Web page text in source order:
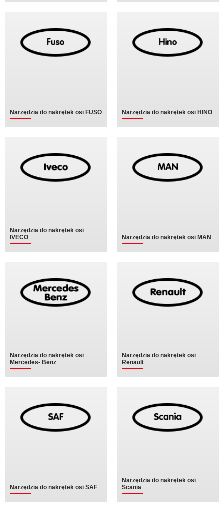
Narzędzia do nakrętek osi FUSO Narzędzia do nakrętek osi HINO
Narzędzia do nakrętek osi
IVECO
Narzędzia do nakrętek osi MAN
Narzędzia do nakrętek osi
Mercedes- Benz
Narzędzia do nakrętek osi
Renault
Narzędzia do nakrętek osi SAF
Narzędzia do nakrętek osi
Scania